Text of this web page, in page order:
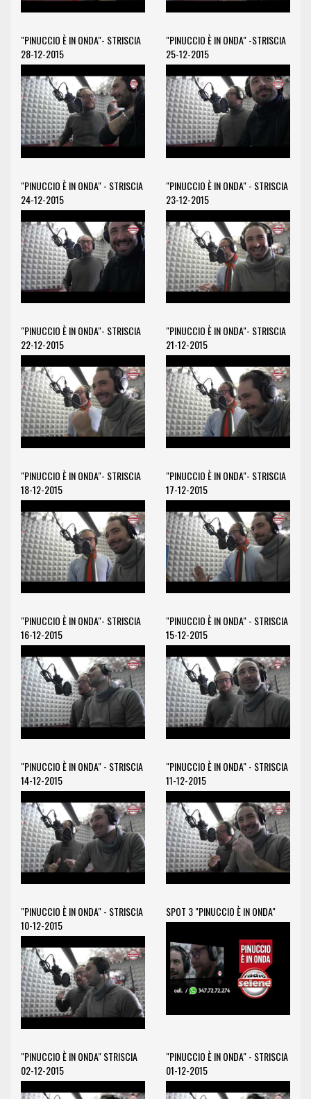
"PINUCCIO È IN ONDA"- STRISCIA
28-12-2015
"PINUCCIO È IN ONDA" -STRISCIA
25-12-2015
"PINUCCIO È IN ONDA" - STRISCIA
24-12-2015
"PINUCCIO È IN ONDA" - STRISCIA
23-12-2015
"PINUCCIO È IN ONDA"- STRISCIA
22-12-2015
"PINUCCIO È IN ONDA"- STRISCIA
21-12-2015
"PINUCCIO È IN ONDA"- STRISCIA
18-12-2015
"PINUCCIO È IN ONDA"- STRISCIA
17-12-2015
"PINUCCIO È IN ONDA"- STRISCIA
16-12-2015
"PINUCCIO È IN ONDA" - STRISCIA
15-12-2015
"PINUCCIO È IN ONDA" - STRISCIA
14-12-2015
"PINUCCIO È IN ONDA" - STRISCIA
11-12-2015
"PINUCCIO È IN ONDA" - STRISCIA
10-12-2015
SPOT 3 "PINUCCIO È IN ONDA"
"PINUCCIO È IN ONDA" STRISCIA
02-12-2015
"PINUCCIO È IN ONDA" - STRISCIA
01-12-2015